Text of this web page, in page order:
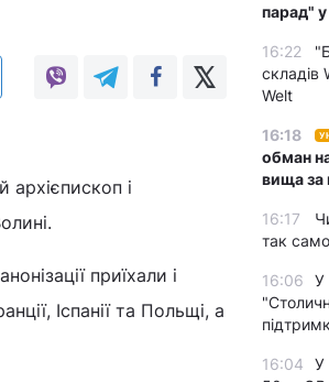
архієпископ і
приїхали і
Іспанії та Польщі, а
парад" у
16:22
складів
Welt
16:18
обман
вища за
16:17
так
16:06
У
16:04
У